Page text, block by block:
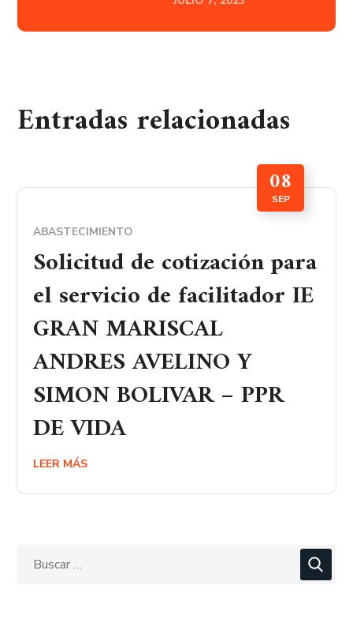
Entradas relacionadas
08
SEP
ABASTECIMIENTO
Solicitud de cotización para
el servicio de facilitador IE
GRAN MARISCAL
ANDRES AVELINO Y
SIMON BOLIVAR – PPR
DE VIDA
LEER MÁS